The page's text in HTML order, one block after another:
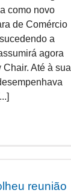
como novo
de Comércio
a
agora
Até à sua
reunião